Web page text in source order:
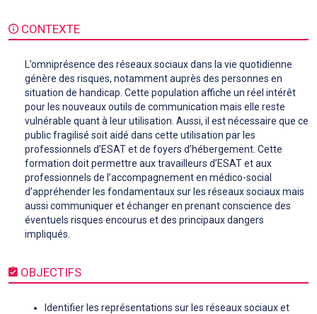
CONTEXTE
L’omniprésence des réseaux sociaux dans la vie quotidienne
génère des risques, notamment auprès des personnes en
situation de handicap. Cette population affiche un réel intérêt
pour les nouveaux outils de communication mais elle reste
vulnérable quant à leur utilisation. Aussi, il est nécessaire que ce
public fragilisé soit aidé dans cette utilisation par les
professionnels d’ESAT et de foyers d’hébergement. Cette
formation doit permettre aux travailleurs d’ESAT et aux
professionnels de l’accompagnement en médico-social
d’appréhender les fondamentaux sur les réseaux sociaux mais
aussi communiquer et échanger en prenant conscience des
éventuels risques encourus et des principaux dangers
impliqués.
OBJECTIFS
Identifier les représentations sur les réseaux sociaux et